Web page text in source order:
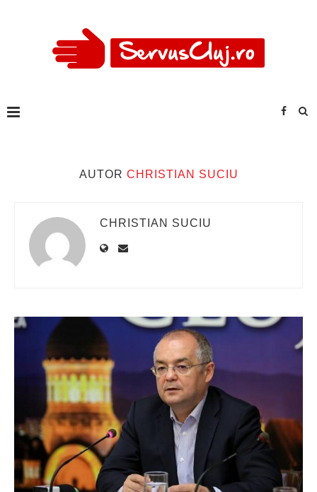
AUTOR CHRISTIAN SUCIU
CHRISTIAN SUCIU